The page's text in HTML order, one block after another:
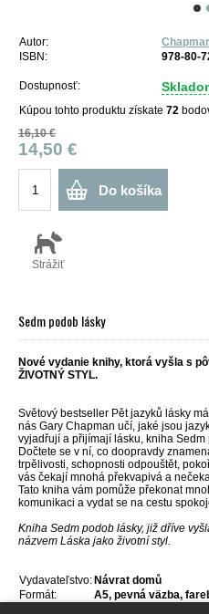
Autor:
ISBN:
978-80-
Dostupnosť:
Kúpou tohto produktu získate 72
16,10 €
14,50 €
Do košíka
Strážiť
Sedm podob lásky
Nové vydanie knihy, ktorá vyšla s
ŽIVOTNÝ STYL.
Světový bestseller Pět jazyků lásky
nás Gary Chapman učí, jaké jsou
vyjadřují a přijímají lásku, kniha
Dočtete se v ní, co doopravdy
trpělivosti, schopnosti odpouštět,
vás čekají mnohá překvapivá a
Tato kniha vám pomůže překonat
komunikaci a vydat se na cestu
Kniha Sedm podob lásky, již dříve
názvem Láska jako životní styl.
Vydavateľstvo: Návrat domů
Formát:
A5, pevná väzba,